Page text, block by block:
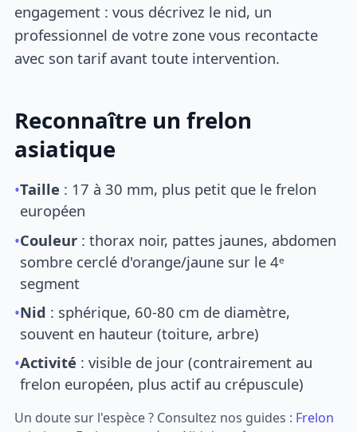
engagement : vous décrivez le nid, un
professionnel de votre zone vous recontacte
avec son tarif avant toute intervention.
Reconnaître un frelon
asiatique
•Taille : 17 à 30 mm, plus petit que le frelon
européen
•Couleur : thorax noir, pattes jaunes, abdomen
sombre cerclé d'orange/jaune sur le 4ᵉ
segment
•Nid : sphérique, 60-80 cm de diamètre,
souvent en hauteur (toiture, arbre)
•Activité : visible de jour (contrairement au
frelon européen, plus actif au crépuscule)
Un doute sur l'espèce ? Consultez nos guides : Frelon